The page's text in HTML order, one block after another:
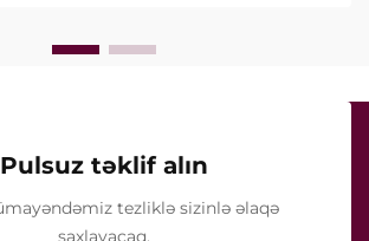
Pulsuz təklif alın
tezliklə sizinlə əlaqə
saxlayacaq.